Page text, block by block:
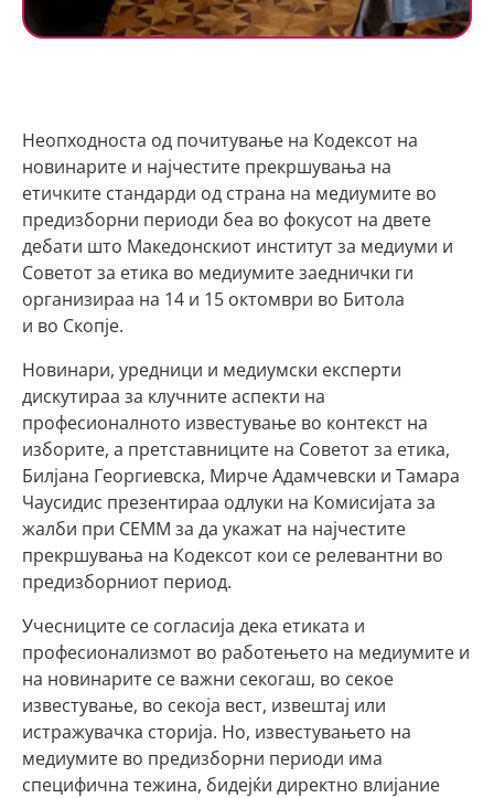
Неопходноста од почитување на Кодексот на
новинарите и најчестите прекршувања на
етичките стандарди од страна на медиумите во
предизборни периоди беа во фокусот на двете
дебати што Македонскиот институт за медиуми и
Советот за етика во медиумите заеднички ги
организираа на 14 и 15 октомври во Битола
и во Скопје.
Новинари, уредници и медиумски експерти
дискутираа за клучните аспекти на
професионалното известување во контекст на
изборите, а претставниците на Советот за етика,
Билјана Георгиевска, Мирче Адамчевски и Тамара
Чаусидис презентираа одлуки на Комисијата за
жалби при СЕММ за да укажат на најчестите
прекршувања на Кодексот кои се релевантни во
предизборниот период.
Учесниците се согласија дека етиката и
професионализмот во работењето на медиумите и
на новинарите се важни секогаш, во секое
известување, во секоја вест, извештај или
истражувачка сторија. Но, известувањето на
медиумите во предизборни периоди има
специфична тежина, бидејќи директно влијание